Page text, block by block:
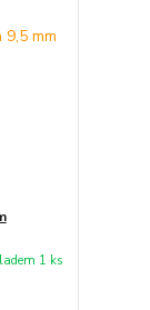
1 ks